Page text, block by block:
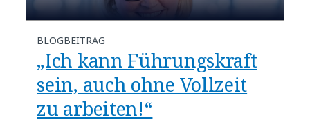
BLOGBEITRAG
„Ich kann Führungskraft
sein, auch ohne Vollzeit
zu arbeiten!“